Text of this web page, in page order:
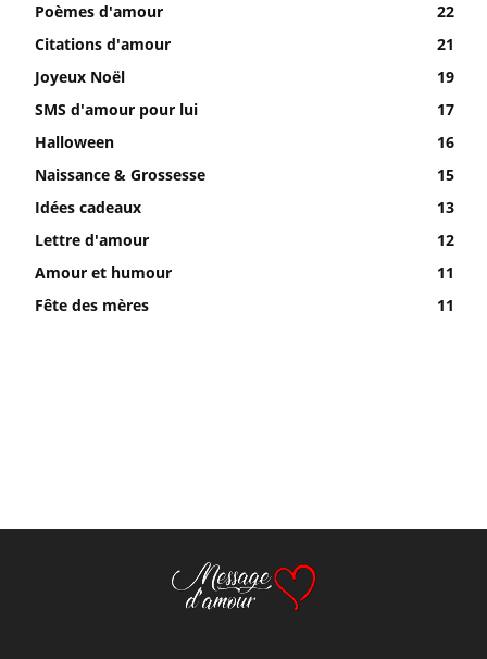
Poèmes d'amour
22
Citations d'amour
21
Joyeux Noël
19
SMS d'amour pour lui
17
Halloween
16
Naissance & Grossesse
15
Idées cadeaux
13
Lettre d'amour
12
Amour et humour
11
Fête des mères
11